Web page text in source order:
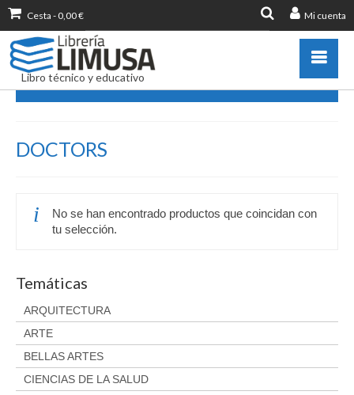
Mi cuenta
Cesta - 0,00€
Buscar
por:
Libro técnico y educativo
Novedades
Publicar con nosotros
Información sobre libro
Ayuda
Contacto
Aviso legal
Condiciones del servicio
DOCTORS
No se han encontrado productos que coincidan con
tu selección.
Temáticas
ARQUITECTURA
ARTE
BELLAS ARTES
CIENCIAS DE LA SALUD